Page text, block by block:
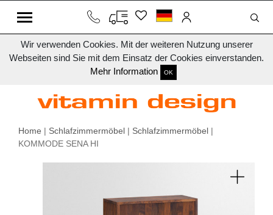
Wir verwenden Cookies. Mit der weiteren Nutzung unserer
Webseiten sind Sie mit dem Einsatz der Cookies einverstanden.
Mehr Information
OK
Home | Schlafzimmermöbel | Schlafzimmermöbel |
KOMMODE SENA HI